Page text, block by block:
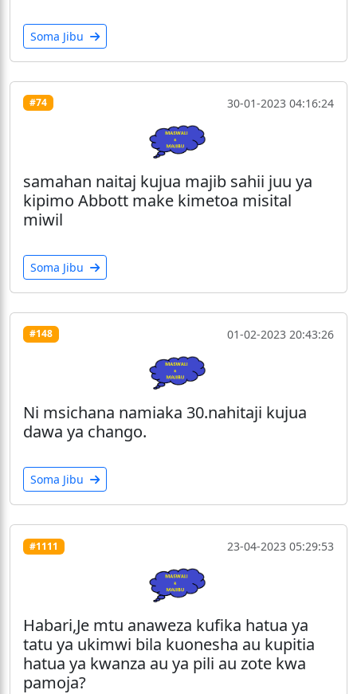
Soma Jibu
#74 30-01-2023 04:16:24
samahan naitaj kujua majib sahii juu ya
kipimo Abbott make kimetoa misital
miwil
Soma Jibu
#148 01-02-2023 20:43:26
Ni msichana namiaka 30.nahitaji kujua
dawa ya chango.
Soma Jibu
#1111 23-04-2023 05:29:53
Habari,Je mtu anaweza kufika hatua ya
tatu ya ukimwi bila kuonesha au kupitia
hatua ya kwanza au ya pili au zote kwa
pamoja?